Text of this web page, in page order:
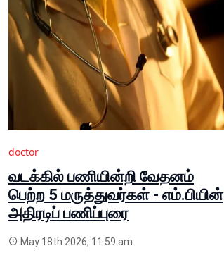
doctor
வடக்கில் பணியின்றி வேதனம்
பெற்ற 5 மருத்துவர்கள் - எம்.பியின்
அதிரடிப் பணிப்புரை
May 18th 2026, 11:59 am